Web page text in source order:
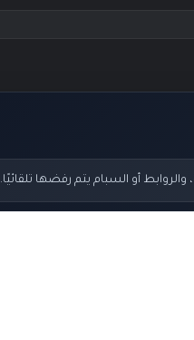
أو السبام يتم رفضها تلقائيًا.